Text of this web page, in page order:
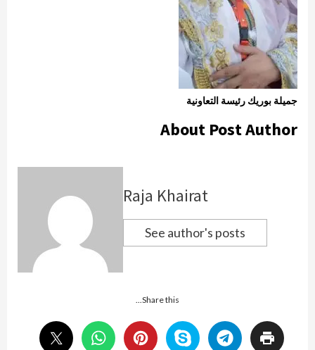
جميلة بوريك رئيسة التعاونية
About Post Author
Raja Khairat
See author's posts
Share this...